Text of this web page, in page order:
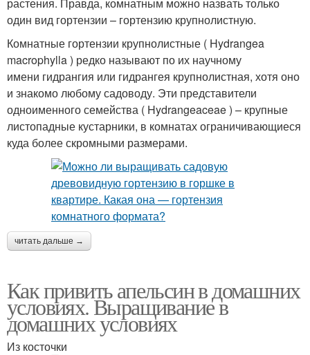
один вид гортензии – гортензию крупнолистную.
Комнатные гортензии крупнолистные ( Hydrangea
macrophylla ) редко называют по их научному
имени гидрангия или гидрангея крупнолистная, хотя оно
и знакомо любому садоводу. Эти представители
одноименного семейства ( Hydrangeaceae ) – крупные
листопадные кустарники, в комнатах ограничивающиеся
куда более скромными размерами.
читать дальше →
Как привить апельсин в домашних
условиях. Выращивание в
домашних условиях
Из косточки